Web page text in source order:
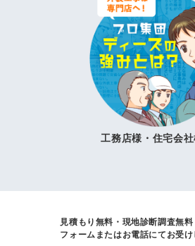
工務店様・住宅会
見積もり無料・現地診断調査無料
フォームまたはお電話にてお受け